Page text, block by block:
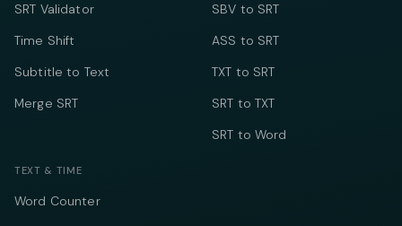
SRT Validator
Time Shift
Subtitle to Text
Merge SRT
SBV to SRT
ASS to SRT
TXT to SRT
SRT to TXT
SRT to Word
TEXT & TIME
Word Counter